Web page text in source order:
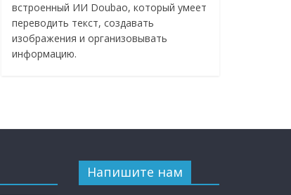
встроенный ИИ Doubao, который умеет
переводить текст, создавать
изображения и организовывать
информацию.
Напишите нам